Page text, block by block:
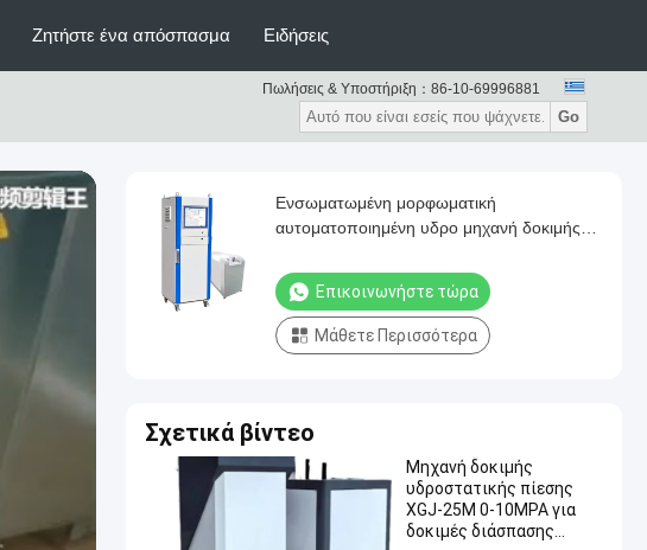
Ζητήστε ένα απόσπασμα Ειδήσεις
Πωλήσεις & Υποστήριξη： 86-10-69996881
Go
Ενσωματωμένη μορφωματική
αυτοματοποιημένη υδρο μηχανή δοκιμής
Επικοινωνήστε τώρα
Μάθετε Περισσότερα
Σχετικά βίντεο
Μηχανή δοκιμής
υδροστατικής πίεσης
XGJ-25M 0-10MPA για
δοκιμές διάσπασης